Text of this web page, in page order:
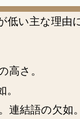
低い主な理由
高さ。
結語の欠如。